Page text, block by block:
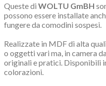
Queste di WOLTU GmBH
possono essere installate
fungere da comodini sospesi.
Realizzate in MDF di alta
o oggetti vari ma, in camera
originali e pratici. Disponibili
colorazioni.